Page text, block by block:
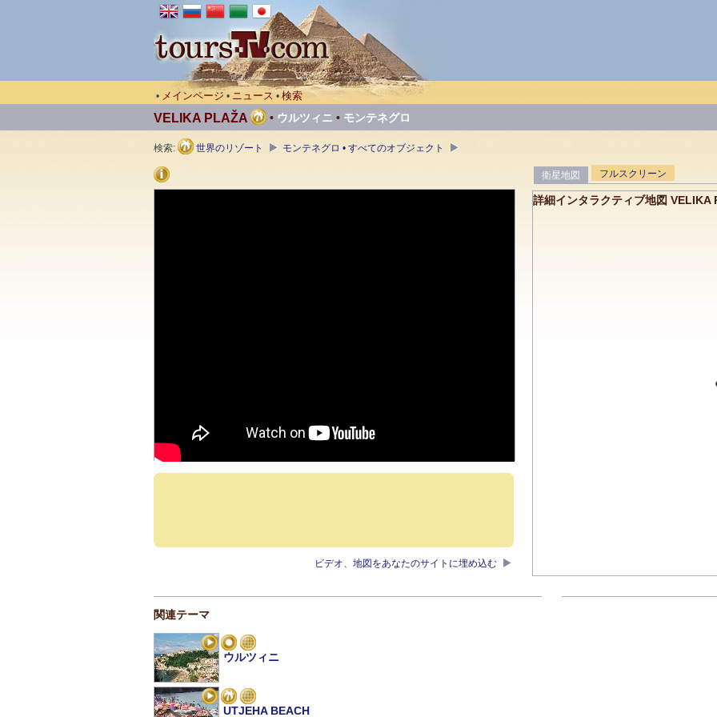
• メインページ • ニュース • 検索
VELIKA PLAŽA • ウルツィニ • モンテネグロ
検索: 世界のリゾート モンテネグロ • すべてのオブジェクト
ビデオ、地図をあなたのサイトに埋め込む
衛星地図 フルスクリーン
詳細インタラクティブ地図 VELIKA
関連テーマ
ウルツィニ
UTJEHA BEACH